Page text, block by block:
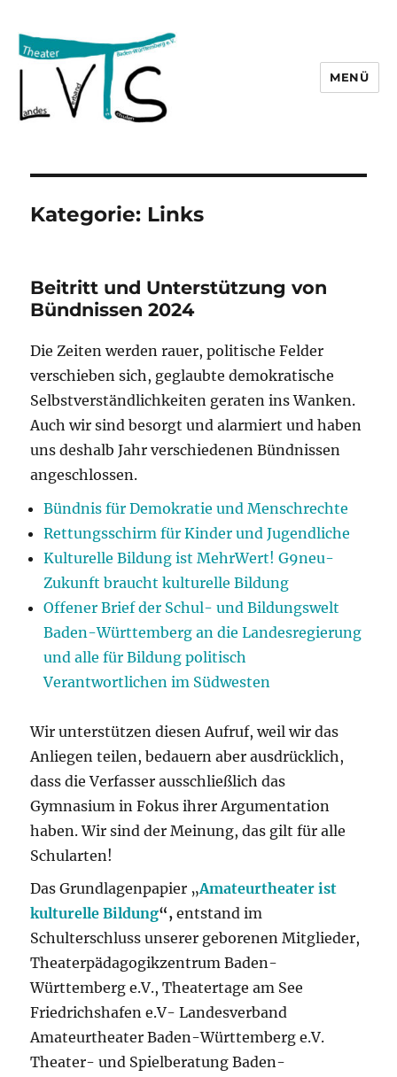
MENÜ
Kategorie: Links
Beitritt und Unterstützung von
Bündnissen 2024
Die Zeiten werden rauer, politische Felder
verschieben sich, geglaubte demokratische
Selbstverständlichkeiten geraten ins Wanken.
Auch wir sind besorgt und alarmiert und haben
uns deshalb Jahr verschiedenen Bündnissen
angeschlossen.
Bündnis für Demokratie und Menschrechte
Rettungsschirm für Kinder und Jugendliche
Kulturelle Bildung ist MehrWert! G9neu-
Zukunft braucht kulturelle Bildung
Offener Brief der Schul- und Bildungswelt
Baden-Württemberg an die Landesregierung
und alle für Bildung politisch
Verantwortlichen im Südwesten
Wir unterstützen diesen Aufruf, weil wir das
Anliegen teilen, bedauern aber ausdrücklich,
dass die Verfasser ausschließlich das
Gymnasium in Fokus ihrer Argumentation
haben. Wir sind der Meinung, das gilt für alle
Schularten!
Das Grundlagenpapier „Amateurtheater ist
kulturelle Bildung“,entstand im
Schulterschluss unserer geborenen Mitglieder,
Theaterpädagogikzentrum Baden-
Württemberg e.V., Theatertage am See
Friedrichshafen e.V- Landesverband
Amateurtheater Baden-Württemberg e.V.
Theater- und Spielberatung Baden-